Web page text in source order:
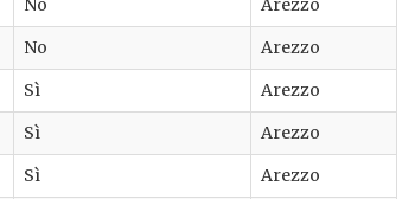
No
Arezzo
No
Arezzo
Sì
Arezzo
Sì
Arezzo
Sì
Arezzo